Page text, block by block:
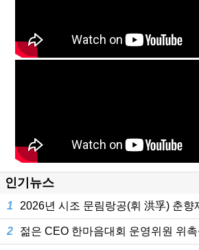
인기뉴스
1 2026년 시조 문림랑공(휘 洪孚) 춘
2 젊은 CEO 한마음대회 운영위원 위촉